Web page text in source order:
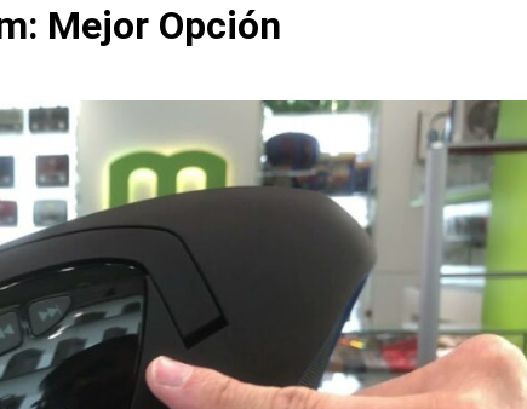
Mejor Opción